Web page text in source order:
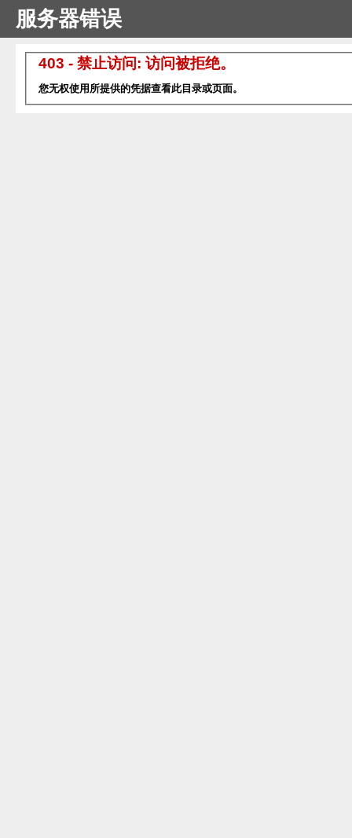
服务器错误
403 - 禁止访问: 访问被拒绝。
您无权使用所提供的凭据查看此目录或页面。